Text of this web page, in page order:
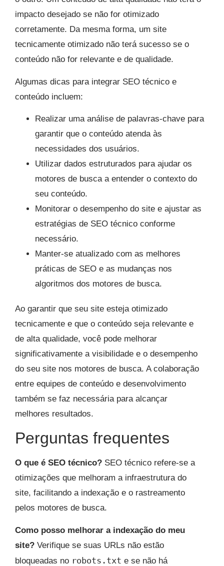
impacto desejado se não for otimizado
corretamente. Da mesma forma, um site
tecnicamente otimizado não terá sucesso se o
conteúdo não for relevante e de qualidade.
Algumas dicas para integrar SEO técnico e
conteúdo incluem:
Realizar uma análise de palavras-chave para
garantir que o conteúdo atenda às
necessidades dos usuários.
Utilizar dados estruturados para ajudar os
motores de busca a entender o contexto do
seu conteúdo.
Monitorar o desempenho do site e ajustar as
estratégias de SEO técnico conforme
necessário.
Manter-se atualizado com as melhores
práticas de SEO e as mudanças nos
algoritmos dos motores de busca.
Ao garantir que seu site esteja otimizado
tecnicamente e que o conteúdo seja relevante e
de alta qualidade, você pode melhorar
significativamente a visibilidade e o desempenho
do seu site nos motores de busca. A colaboração
entre equipes de conteúdo e desenvolvimento
também se faz necessária para alcançar
melhores resultados.
Perguntas frequentes
O que é SEO técnico? SEO técnico refere-se a
otimizações que melhoram a infraestrutura do
site, facilitando a indexação e o rastreamento
pelos motores de busca.
Como posso melhorar a indexação do meu
site? Verifique se suas URLs não estão
bloqueadas no robots.txt e se não há